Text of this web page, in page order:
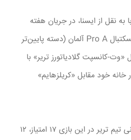
به نقل از ایسنا، در جریان هفته
بیستم رقابت‌های لیگ بسکتبال Pro A آلمان (دسته پایین‌تر
«وت-کانسپت گلادیاتورز تریر» با
نزدیک ۸۶ - ۸۷ در خانه خود مقابل «کریلزهایم»
بهنام یخچالی ستاره ایرانی تیم تریر در این بازی ۱۷ امتیاز، ۱۲